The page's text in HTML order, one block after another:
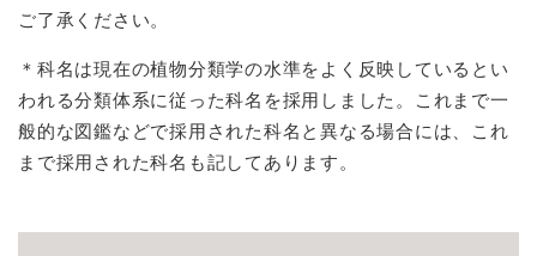
ご了承ください。
＊科名は現在の植物分類学の水準をよく反映しているとい
われる分類体系に従った科名を採用しました。これまで一
般的な図鑑などで採用された科名と異なる場合には、これ
まで採用された科名も記してあります。